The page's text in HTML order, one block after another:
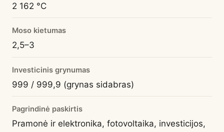
2 162 °C
Moso kietumas
2,5–3
Investicinis grynumas
999 / 999,9 (grynas sidabras)
Pagrindinė paskirtis
Pramonė ir elektronika, fotovoltaika, investicijos,